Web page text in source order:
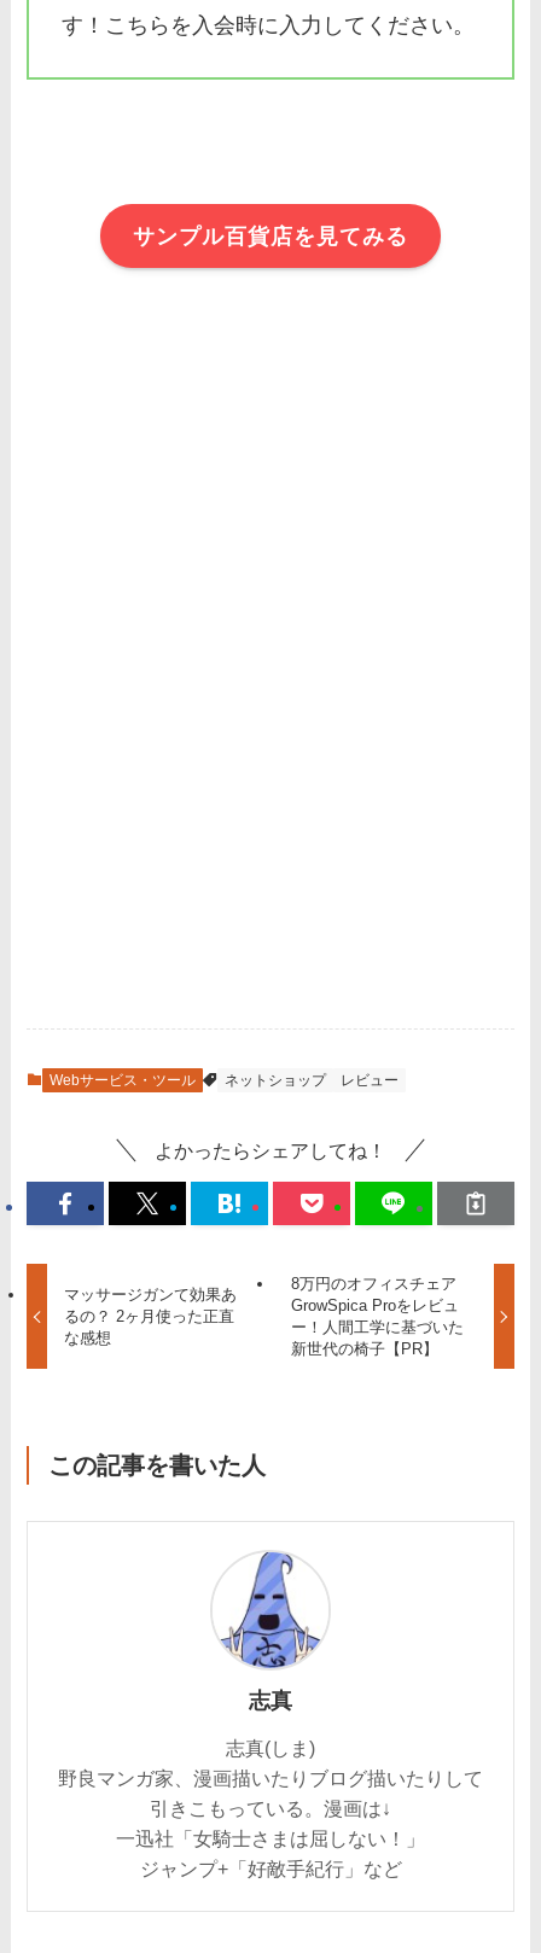
す！こちらを入会時に入力してください。
サンプル百貨店を見てみる
Webサービス・ツール ネットショップ レビュー
よかったらシェアしてね！
マッサージガンて効果あ
るの？ 2ヶ月使った正直
な感想
8万円のオフィスチェア
GrowSpica Proをレビュ
ー！人間工学に基づいた
新世代の椅子【PR】
この記事を書いた人
志真
志真(しま)
野良マンガ家、漫画描いたりブログ描いたりして
引きこもっている。漫画は↓
一迅社「女騎士さまは屈しない！」
ジャンプ+「好敵手紀行」など